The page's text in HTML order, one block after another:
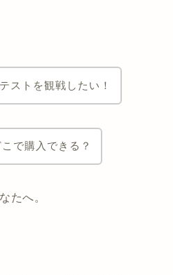
ストを観戦したい！
で購入できる？
たへ。